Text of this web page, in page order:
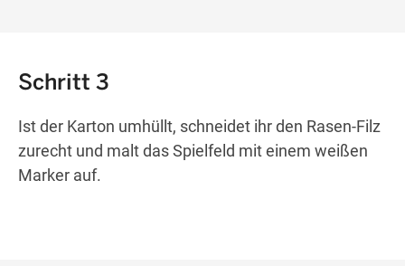
Schritt 3
Ist der Karton umhüllt, schneidet ihr den Rasen-Filz
zurecht und malt das Spielfeld mit einem weißen
Marker auf.